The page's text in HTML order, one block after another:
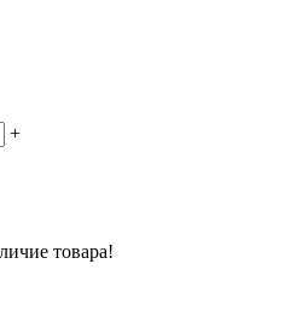
+
товара!